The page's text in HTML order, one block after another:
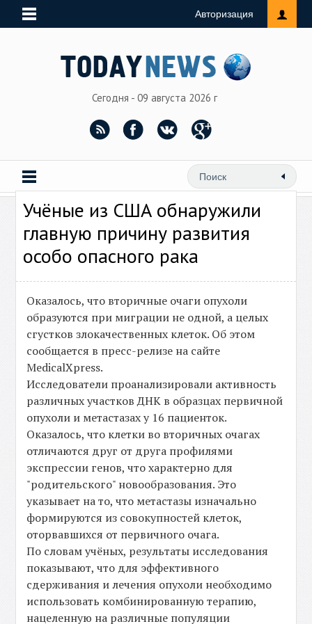
Авторизация
Сегодня - 09 августа 2026 г
Учёные из США обнаружили
главную причину развития
особо опасного рака
Оказалось, что вторичные очаги опухоли
образуются при миграции не одной, а целых
сгустков злокачественных клеток. Об этом
сообщается в пресс-релизе на сайте
MedicalXpress.
Исследователи проанализировали активность
различных участков ДНК в образцах первичной
опухоли и метастазах у 16 пациенток.
Оказалось, что клетки во вторичных очагах
отличаются друг от друга профилями
экспрессии генов, что характерно для
"родительского" новообразования. Это
указывает на то, что метастазы изначально
формируются из совокупностей клеток,
оторвавшихся от первичного очага.
По словам учёных, результаты исследования
показывают, что для эффективного
сдерживания и лечения опухоли необходимо
использовать комбинированную терапию,
нацеленную на различные популяции